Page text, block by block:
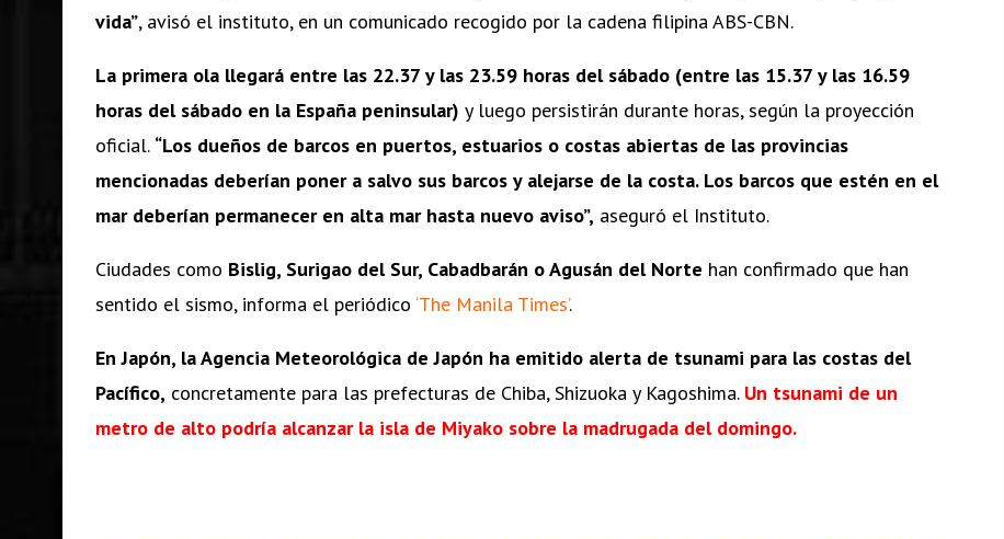
vida”, avisó el instituto, en un comunicado recogido por la cadena filipina ABS-CBN.
La primera ola llegará entre las 22.37 y las 23.59 horas del sábado (entre las 15.37 y las 16.59
horas del sábado en la España peninsular) y luego persistirán durante horas, según la proyección
oficial. “Los dueños de barcos en puertos, estuarios o costas abiertas de las provincias
mencionadas deberían poner a salvo sus barcos y alejarse de la costa. Los barcos que estén en el
mar deberían permanecer en alta mar hasta nuevo aviso”, aseguró el Instituto.
Ciudades como Bislig, Surigao del Sur, Cabadbarán o Agusán del Norte han confirmado que han
sentido el sismo, informa el periódico ‘The Manila Times’.
En Japón, la Agencia Meteorológica de Japón ha emitido alerta de tsunami para las costas del
Pacífico, concretamente para las prefecturas de Chiba, Shizuoka y Kagoshima. Un tsunami de un
metro de alto podría alcanzar la isla de Miyako sobre la madrugada del domingo.